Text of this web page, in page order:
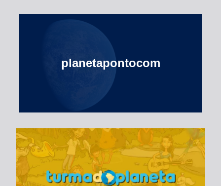
planetapontocom
Turma do Planeta